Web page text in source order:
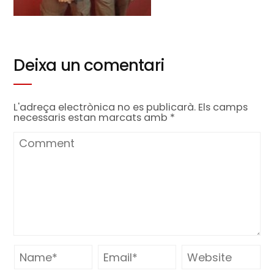
Deixa un comentari
L'adreça electrònica no es publicarà. Els camps
necessaris estan marcats amb *